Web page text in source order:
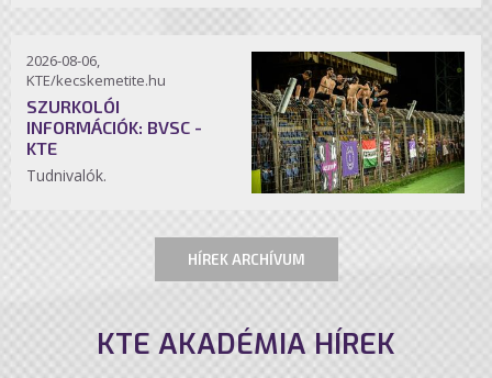
2026-08-06,
KTE/kecskemetite.hu
SZURKOLÓI
INFORMÁCIÓK: BVSC -
KTE
Tudnivalók.
HÍREK ARCHÍVUM
KTE AKADÉMIA HÍREK